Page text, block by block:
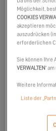
Allt för
Möglichkeit,
COOKIES
akzeptieren
auszudrücken
erforderlichen
Sie können Ihre
VERWALTEN“
Weitere
Liste der